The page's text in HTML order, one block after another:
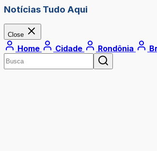
Notícias Tudo Aqui
Close
Home Cidade Rondônia